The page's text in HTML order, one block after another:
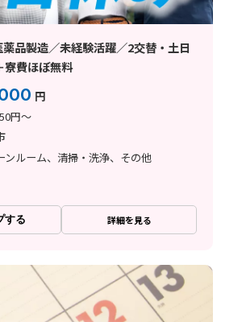
薬品製造／未経験活躍／2交替・土日
寮費ほぼ無料
円
円～
ンルーム、清掃・洗浄、その他
する 詳細を見る